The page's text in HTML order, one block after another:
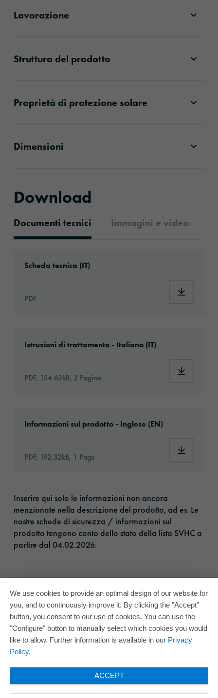
Lavorazione
Struttura del prodotto
Proprietà di protezione solare
Dimensioni
Download
Documenti tecnici Immagini e video
Scheda tecnica (IT)
PDF
Istruzioni di trattamento - Italiano (IT)
PDF, 154.62kB, 2 Pagine
Informazioni sul prodotto - Inglese (EN)
PDF, 192.32kB, 1 Page
Inserire qui solo le informazioni non ancora
menzionate nella descrizione del prodotto, ad es. Le
nostre schede di sicurezza / informazioni sul
prodotto tengono conto dello stato della lista SVHC a
partire dal 04.02.2026.​
We use cookies to provide an optimal design of our website for
you, and to continuously improve it. By clicking the "Accept"
button, you consent to our use of cookies. You can use the
"Configure" button to manually select which cookies you would
like to allow. Further information is available in our Privacy
Policy.
ACCEPT